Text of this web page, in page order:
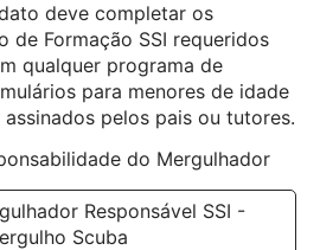
deve completar os
de Formação SSI requeridos
qualquer programa de
para menores de idade
pelos pais ou tutores.
do Mergulhador
Responsável SSI -
Scuba